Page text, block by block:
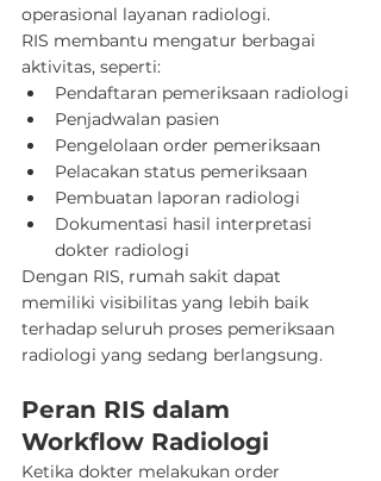
operasional layanan radiologi.
RIS membantu mengatur berbagai
aktivitas, seperti:
Pendaftaran pemeriksaan radiologi
Penjadwalan pasien
Pengelolaan order pemeriksaan
Pelacakan status pemeriksaan
Pembuatan laporan radiologi
Dokumentasi hasil interpretasi
dokter radiologi
Dengan RIS, rumah sakit dapat
memiliki visibilitas yang lebih baik
terhadap seluruh proses pemeriksaan
radiologi yang sedang berlangsung.
Peran RIS dalam
Workflow Radiologi
Ketika dokter melakukan order